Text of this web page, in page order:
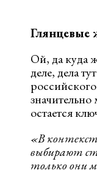
Глянцевые
Ой, да куда
деле, дела
остается
«В
выбирают
только они